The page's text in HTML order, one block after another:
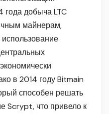
года добыча LTC
майнерам,
использование
в 2014 году Bitmain
способен решать
Scrypt, что привело к